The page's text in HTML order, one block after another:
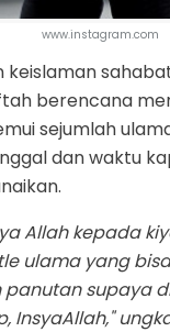
www.instagram.com
keislaman
berencana
sejumlah
dan waktu
Allah kepada
ulama yang
panutan supaya
InsyaAllah,"